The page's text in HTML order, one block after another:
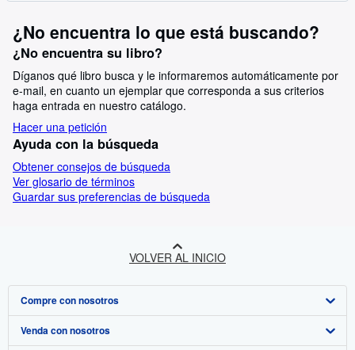
¿No encuentra lo que está buscando?
¿No encuentra su libro?
Díganos qué libro busca y le informaremos automáticamente por
e-mail, en cuanto un ejemplar que corresponda a sus criterios
haga entrada en nuestro catálogo.
Hacer una petición
Ayuda con la búsqueda
Obtener consejos de búsqueda
Ver glosario de términos
Guardar sus preferencias de búsqueda
VOLVER AL INICIO
Compre con nosotros
Búsqueda avanzada
Venda con nosotros